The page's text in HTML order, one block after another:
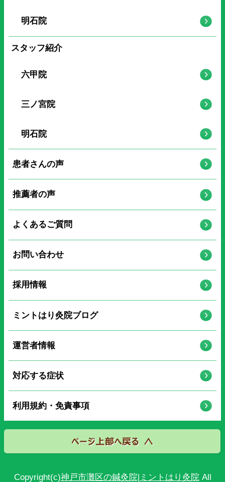
明石院
スタッフ紹介
六甲院
三ノ宮院
明石院
患者さんの声
推薦者の声
よくあるご質問
お問い合わせ
採用情報
ミントはり灸院ブログ
運営者情報
対応する症状
利用規約・免責事項
Copyright(c)神戸市灘区の鍼灸院|ミントはり灸院All